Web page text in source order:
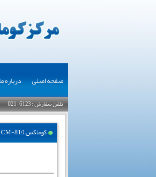
صفحه اصلی درباره
تلفن سفارش : 6123-021
کوماکس CM-810